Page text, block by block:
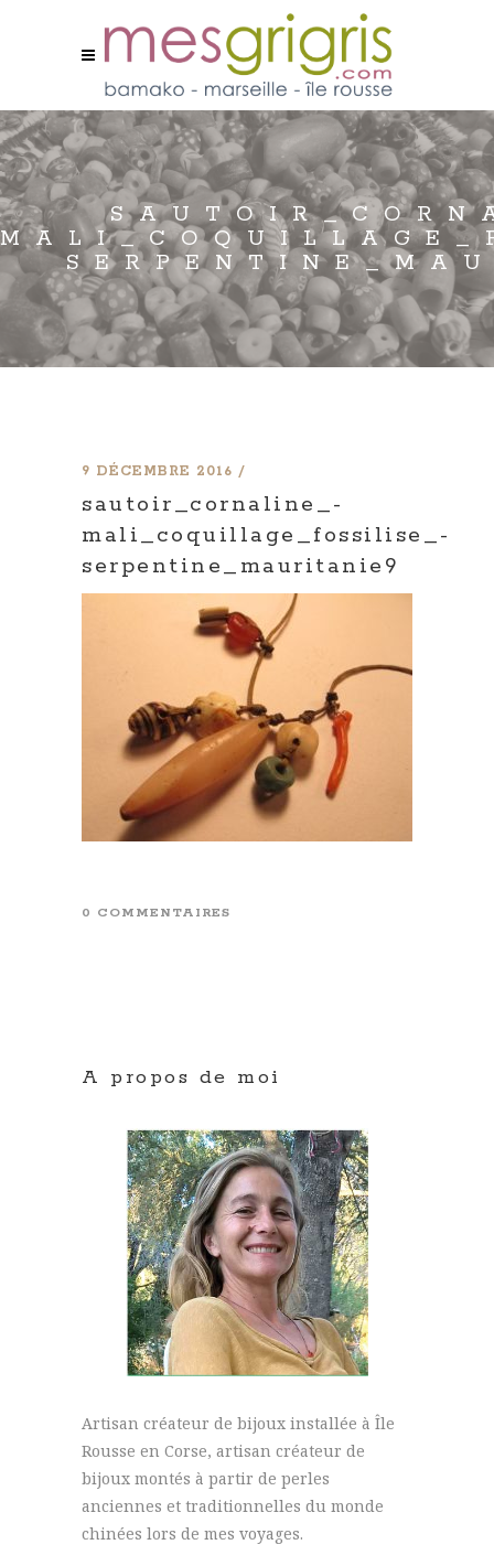
9 DÉCEMBRE 2016
sautoir_cornaline_-
mali_coquillage_fossilise_-
serpentine_mauritanie9
0 COMMENTAIRES
A propos de moi
Artisan créateur de bijoux installée à Île
Rousse en Corse, artisan créateur de
bijoux montés à partir de perles
anciennes et traditionnelles du monde
chinées lors de mes voyages.